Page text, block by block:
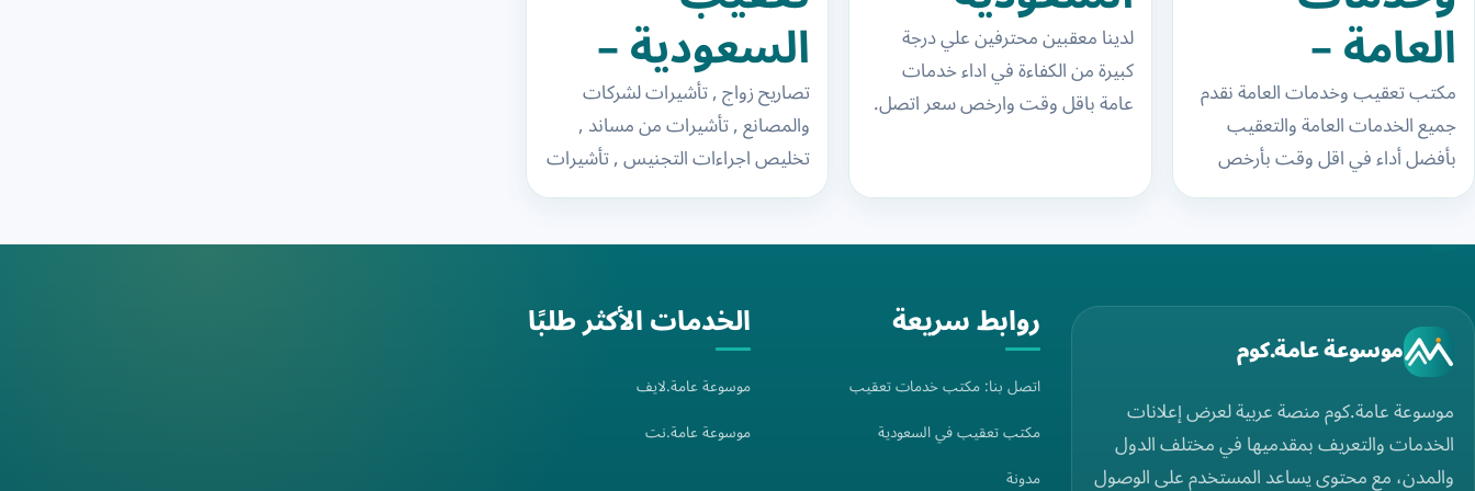
العامة –
معقبين
مكتب العمل
في السعودية
مكتب تعقيب وخدمات العامة نقدم
جميع الخدمات العامة والتعقيب
بأفضل أداء في اقل وقت بأرخص
الأسعار نقدم جميع الخدمات بجودة
لدينا معقبين محترفين علي درجة
كبيرة من الكفاءة في اداء خدمات
عامة باقل وقت وارخص سعر اتصل.
السعودية –
مكتب خدمات
التعقيب في
السعودية
تصاريح زواج , تأشيرات لشركات
والمصانع , تأشيرات من مساند ,
تخليص اجراءات التجنيس , تأشيرات
مكتب العمل , تخفيض مقابل مالي ,
موسوعة عامة.كوم
موسوعة عامة.كوم منصة عربية لعرض إعلانات
الخدمات والتعريف بمقدميها في مختلف الدول
والمدن، مع محتوى يساعد المستخدم على الوصول
روابط سريعة
اتصل بنا: مكتب خدمات تعقيب
مكتب تعقيب في السعودية
مدونة
الخدمات الأكثر طلبًا
موسوعة عامة.لايف
موسوعة عامة.نت